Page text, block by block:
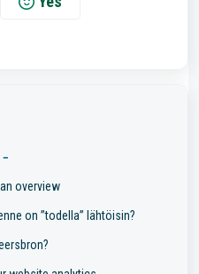
overview
on ”todella” lähtöisin?